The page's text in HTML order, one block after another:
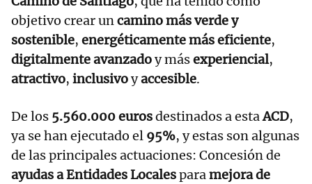
objetivo crear uncamino más verde y
sostenible, energéticamente más eficiente,
digitalmente avanzadoy másexperiencial,
atractivo, inclusivoyaccesible.
De los 5.560.000 eurosdestinados a estaACD,
ya se han ejecutado el 95%, y estas son algunas
de las principales actuaciones: Concesión de
ayudas a Entidades Localesparamejora de